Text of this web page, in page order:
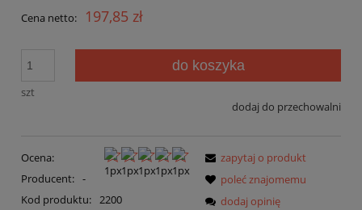
Cena netto: 197,85 zł
szt
do koszyka
dodaj do przechowalni
Ocena:
Producent: -
Kod produktu: 2200
zapytaj o produkt
poleć znajomemu
dodaj opinię